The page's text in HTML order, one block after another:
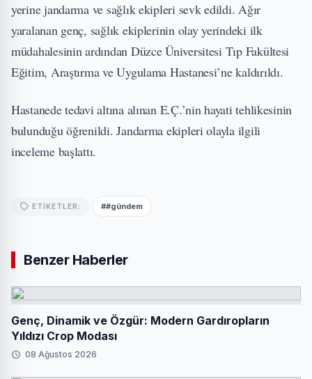
yerine jandarma ve sağlık ekipleri sevk edildi. Ağır
yaralanan genç, sağlık ekiplerinin olay yerindeki ilk
müdahalesinin ardından Düzce Üniversitesi Tıp Fakültesi
Eğitim, Araştırma ve Uygulama Hastanesi’ne kaldırıldı.
Hastanede tedavi altına alınan E.Ç.’nin hayati tehlikesinin
bulunduğu öğrenildi. Jandarma ekipleri olayla ilgili
inceleme başlattı.
ETIKETLER: ##gündem
Benzer Haberler
Genç, Dinamik ve Özgür: Modern Gardıropların
Yıldızı Crop Modası
08 Ağustos 2026